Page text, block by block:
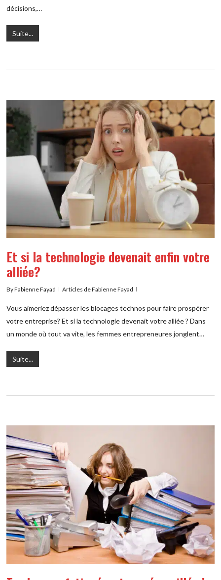
décisions,…
Suite...
Et si la technologie devenait enfin votre
alliée?
ByFabienne Fayad Articles de Fabienne Fayad
Vous aimeriez dépasser les blocages technos pour faire prospérer
votre entreprise? Et si la technologie devenait votre alliée ? Dans
un monde où tout va vite, les femmes entrepreneures jonglent…
Suite...